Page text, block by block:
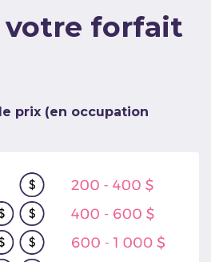
votre forfait
prix (en occupation